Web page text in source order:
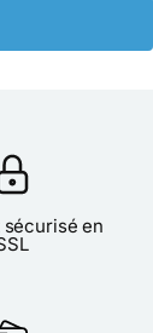
sécurisé en